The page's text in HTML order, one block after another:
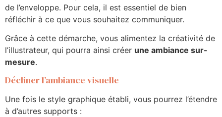
de l’enveloppe. Pour cela, il est essentiel de bien
réfléchir à ce que vous souhaitez communiquer.
Grâce à cette démarche, vous alimentez la créativité de
l’illustrateur, qui pourra ainsi créer une ambiance sur-
mesure.
Décliner l’ambiance visuelle
Une fois le style graphique établi, vous pourrez l’étendre
à d’autres supports :